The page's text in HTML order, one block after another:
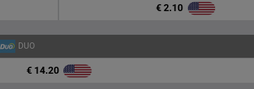
€ 2.10
DUO
€ 14.20